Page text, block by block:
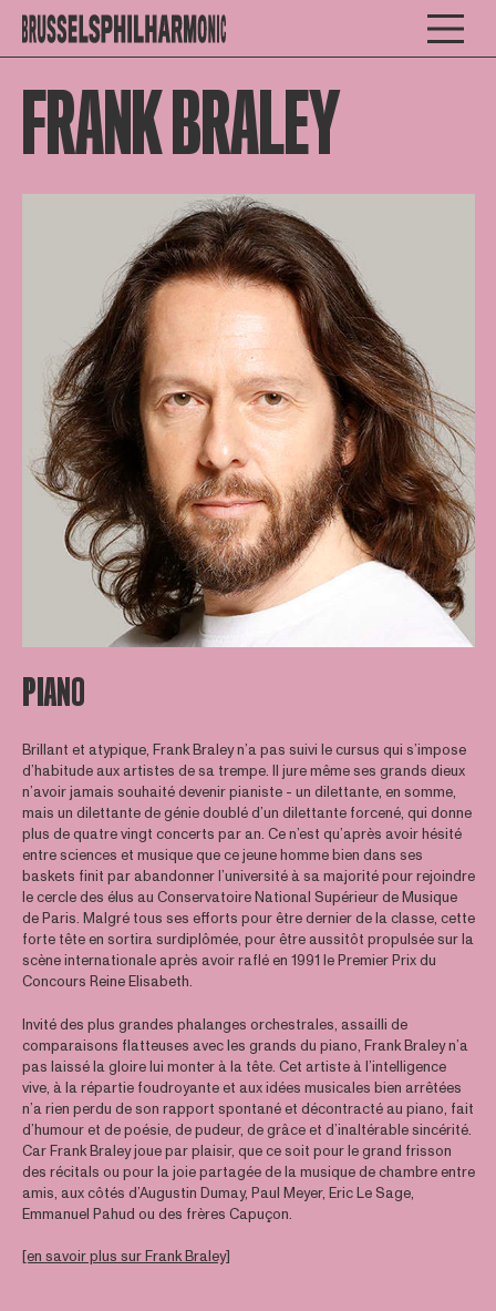
FRANK BRALEY
PIANO
Brillant et atypique, Frank Braley n’a pas suivi le cursus qui s’impose
d’habitude aux artistes de sa trempe. Il jure même ses grands dieux
n’avoir jamais souhaité devenir pianiste - un dilettante, en somme,
mais un dilettante de génie doublé d’un dilettante forcené, qui donne
plus de quatre vingt concerts par an. Ce n’est qu’après avoir hésité
entre sciences et musique que ce jeune homme bien dans ses
baskets finit par abandonner l’université à sa majorité pour rejoindre
le cercle des élus au Conservatoire National Supérieur de Musique
de Paris. Malgré tous ses efforts pour être dernier de la classe, cette
forte tête en sortira surdiplômée, pour être aussitôt propulsée sur la
scène internationale après avoir raflé en 1991 le Premier Prix du
Concours Reine Elisabeth.
Invité des plus grandes phalanges orchestrales, assailli de
comparaisons flatteuses avec les grands du piano, Frank Braley n’a
pas laissé la gloire lui monter à la tête. Cet artiste à l’intelligence
vive, à la répartie foudroyante et aux idées musicales bien arrêtées
n’a rien perdu de son rapport spontané et décontracté au piano, fait
d’humour et de poésie, de pudeur, de grâce et d’inaltérable sincérité.
Car Frank Braley joue par plaisir, que ce soit pour le grand frisson
des récitals ou pour la joie partagée de la musique de chambre entre
amis, aux côtés d’Augustin Dumay, Paul Meyer, Eric Le Sage,
Emmanuel Pahud ou des frères Capuçon.
[en savoir plus sur Frank Braley]